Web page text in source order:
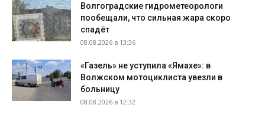
Волгоградские гидрометеорологи
пообещали, что сильная жара скоро
спадёт
08.08.2026 в 13:36
«Газель» не уступила «Ямахе»: в
Волжском мотоциклиста увезли в
больницу
08.08.2026 в 12:32